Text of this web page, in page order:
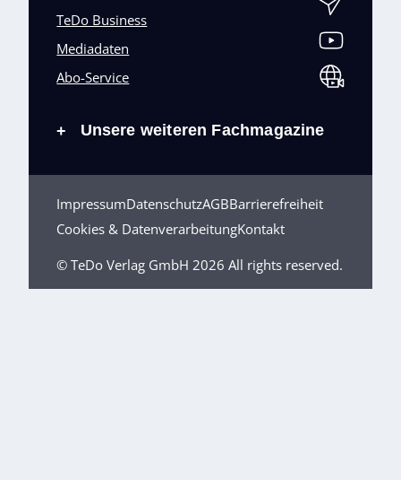
TeDo Business
Mediadaten
Abo-Service
+ Unsere weiteren Fachmagazine
ImpressumDatenschutzAGBBarrierefreiheit
Cookies & DatenverarbeitungKontakt
© TeDo Verlag GmbH 2026 All rights reserved.